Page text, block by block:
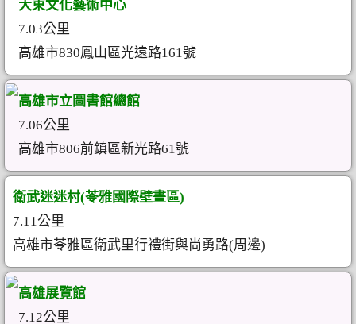
大東文化藝術中心
7.03公里
高雄市830鳳山區光遠路161號
高雄市立圖書館總館
7.06公里
高雄市806前鎮區新光路61號
衛武迷迷村(苓雅國際壁畫區)
7.11公里
高雄市苓雅區衛武里行禮街與尚勇路(周邊)
高雄展覽館
7.12公里